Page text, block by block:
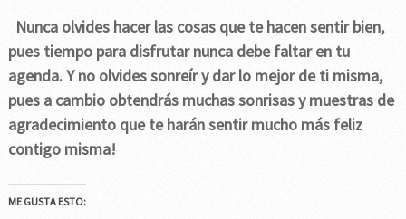
Nunca olvides hacer las cosas que te hacen sentir bien,
pues tiempo para disfrutar nunca debe faltar en tu
agenda. Y no olvides sonreír y dar lo mejor de ti misma,
pues a cambio obtendrás muchas sonrisas y muestras de
agradecimiento que te harán sentir mucho más feliz
contigo misma!
ME GUSTA ESTO: